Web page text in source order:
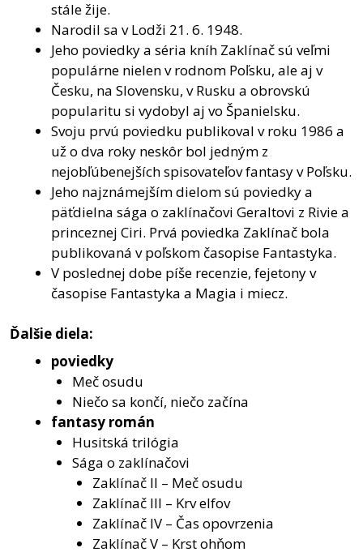
stále žije.
Narodil sa v Lodži 21. 6. 1948.
Jeho poviedky a séria kníh Zaklínač sú veľmi
populárne nielen v rodnom Poľsku, ale aj v
Česku, na Slovensku, v Rusku a obrovskú
popularitu si vydobyl aj vo Španielsku.
Svoju prvú poviedku publikoval v roku 1986 a
už o dva roky neskôr bol jedným z
nejobľúbenejších spisovateľov fantasy v Poľsku.
Jeho najznámejším dielom sú poviedky a
päťdielna sága o zaklínačovi Geraltovi z Rivie a
princeznej Ciri. Prvá poviedka Zaklínač bola
publikovaná v poľskom časopise Fantastyka.
V poslednej dobe píše recenzie, fejetony v
časopise Fantastyka a Magia i miecz.
Ďalšie diela:
poviedky
Meč osudu
Niečo sa končí, niečo začína
fantasy román
Husitská trilógia
Sága o zaklínačovi
Zaklínač II – Meč osudu
Zaklínač III – Krv elfov
Zaklínač IV – Čas opovrzenia
Zaklínač V – Krst ohňom